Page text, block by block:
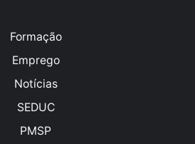
Formação
Emprego
Notícias
SEDUC
PMSP